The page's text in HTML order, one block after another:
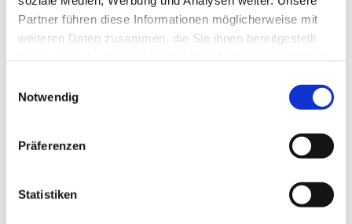
Partner führen diese Informationen möglicherweise mit
weiteren Daten zusammen, die Sie ihnen bereitgestellt
Notwendig
Präferenzen
Statistiken
Dies könnte Sie auch
interessieren